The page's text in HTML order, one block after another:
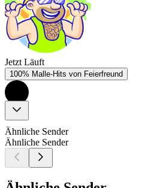
Jetzt Läuft
100% Malle-Hits von Feierfreund
Ähnliche Sender
Ähnliche Sender